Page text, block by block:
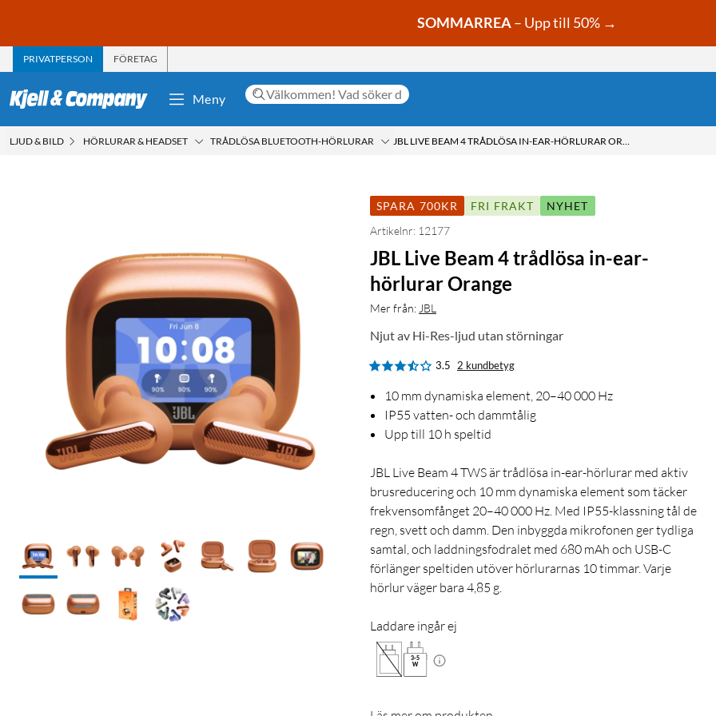
SOMMARREA– Upp till 50% →
PRIVATPERSON FÖRETAG
Meny
LJUD & BILD HÖRLURAR & HEADSET TRÅDLÖSA BLUETOOTH-HÖRLURAR JBL LIVE BEAM 4 TRÅDLÖSA IN-EAR-HÖRLURAR ORANGE
SPARA 700KR FRI FRAKT
NYHET
Artikelnr: 12177
JBL Live Beam 4 trådlösa in-ear-
hörlurar Orange
Mer från:JBL
Njut av Hi-Res-ljud utan störningar
3.5 2 kundbetyg
10 mm dynamiska element, 20–40 000 Hz
IP55 vatten- och dammtålig
Upp till 10 h speltid
JBL Live Beam 4 TWS är trådlösa in-ear-hörlurar med aktiv
brusreducering och 10 mm dynamiska element som täcker
frekvensomfånget 20–40 000 Hz. Med IP55-klassning tål de
regn, svett och damm. Den inbyggda mikrofonen ger tydliga
samtal, och laddningsfodralet med 680 mAh och USB-C
förlänger speltiden utöver hörlurarnas 10 timmar. Varje
hörlur väger bara 4,85 g.
Laddare ingår ej
3-5
W